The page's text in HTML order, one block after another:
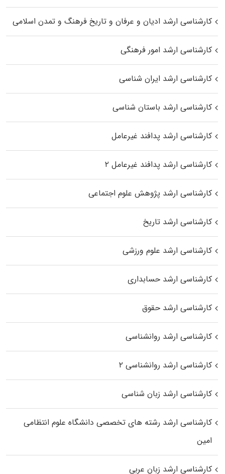
کارشناسی ارشد ادیان و عرفان و تاریخ فرهنگ و تمدن اسلامی
کارشناسی ارشد امور فرهنگی
کارشناسی ارشد ایران شناسی
کارشناسی ارشد باستان شناسی
کارشناسی ارشد پدافند غیرعامل
کارشناسی ارشد پدافند غیرعامل ۲
کارشناسی ارشد پژوهش علوم اجتماعی
کارشناسی ارشد تاریخ
کارشناسی ارشد علوم ورزشی
کارشناسی ارشد حسابداری
کارشناسی ارشد حقوق
کارشناسی ارشد روانشناسی
کارشناسی ارشد روانشناسی ۲
کارشناسی ارشد زبان شناسی
کارشناسی ارشد رﺷﺘﻪ ﻫﺎی تخصصی داﻧﺸﮕﺎه ﻋﻠﻮم انتظامی
اﻣﻴﻦ
کارشناسی ارشد زبان عربی